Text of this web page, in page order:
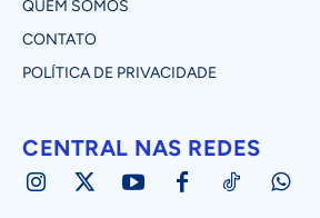
QUEM SOMOS
CONTATO
POLÍTICA DE PRIVACIDADE
CENTRAL NAS REDES